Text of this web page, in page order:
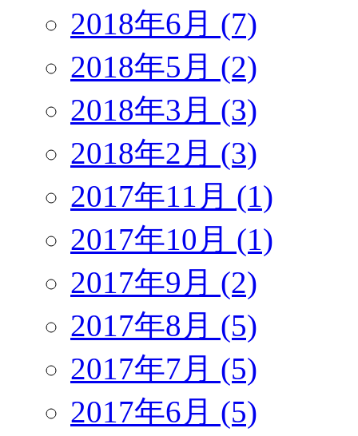
2018年6月 (7)
2018年5月 (2)
2018年3月 (3)
2018年2月 (3)
2017年11月 (1)
2017年10月 (1)
2017年9月 (2)
2017年8月 (5)
2017年7月 (5)
2017年6月 (5)